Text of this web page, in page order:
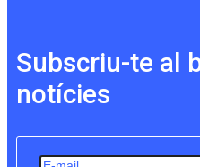
Subscriu-te al
notícies